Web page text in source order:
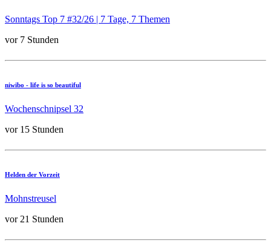
Sonntags Top 7 #32/26 | 7 Tage, 7 Themen
vor 7 Stunden
niwibo - life is so beautiful
Wochenschnipsel 32
vor 15 Stunden
Helden der Vorzeit
Mohnstreusel
vor 21 Stunden